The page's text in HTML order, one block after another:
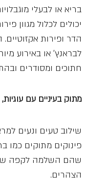
בריא או לבעלי
יכולים לכלול מגוון
הדר ופירות
לבראנץ’ או באירוע
חתוכים ומסודרים
מתוק בעיניים עם
שילוב טעים ונעים
פינוקים מתוקים כמו
שהם השלמה לקפה של
הצהרים.